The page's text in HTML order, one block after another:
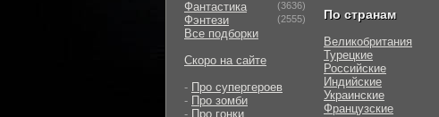
Фантастика (3636)
Фэнтези (2555)
Все подборки
Скоро на сайте
- Про супергероев
- Про зомби
- Про гонки
По странам
Великобритания
Турецкие
Российские
Индийские
Украинские
Французские